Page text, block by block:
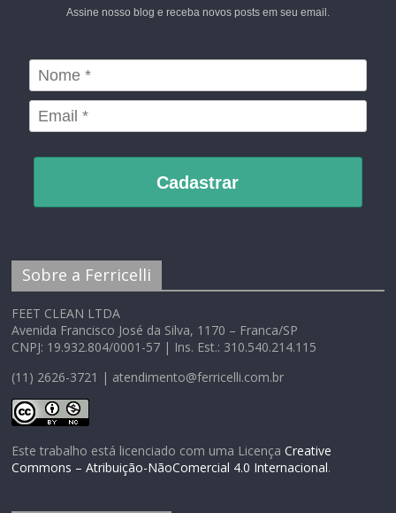
Assine nosso blog e receba novos posts em seu email.
Cadastrar
Sobre a Ferricelli
FEET CLEAN LTDA
Avenida Francisco José da Silva, 1170 – Franca/SP
CNPJ: 19.932.804/0001-57 | Ins. Est.: 310.540.214.115
(11) 2626-3721 | atendimento@ferricelli.com.br
Este trabalho está licenciado com uma LicençaCreative
Commons – Atribuição-NãoComercial 4.0 Internacional.